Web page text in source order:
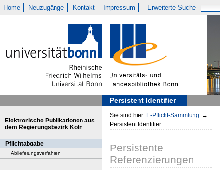
Home Neuzugänge Kontakt Impressum Erweiterte Suche
Persistent Identifier
Elektronische Publikationen aus
dem Regierungsbezirk Köln
Pflichtabgabe
Ablieferungsverfahren
Sie sind hier: E-Pflicht-Sammlung →
Persistent Identifier
Persistente
Referenzierungen